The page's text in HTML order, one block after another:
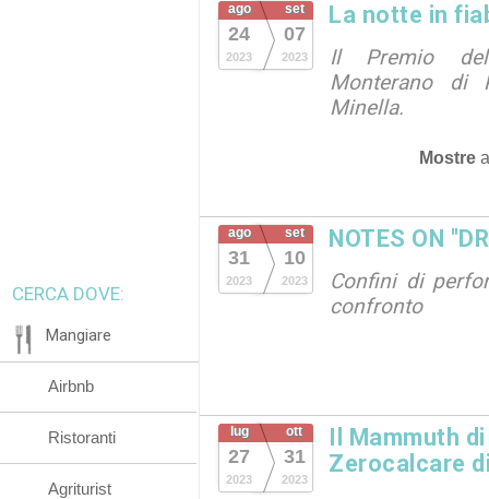
ago
24
2023
set
07
2023
La notte in
Il Premio
Monterano di
Minella.
Mostre
ago
31
2023
set
10
2023
NOTES ON
Confini di
confronto
lug
27
2023
ott
31
2023
Il Mammuth
Zerocalcare
CERCA DOVE:
Mangiare
Airbnb
Ristoranti
Agriturist